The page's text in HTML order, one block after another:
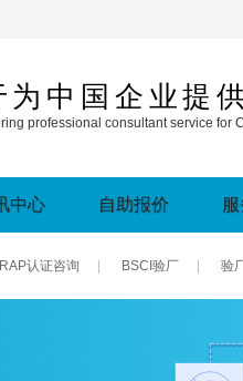
为中国企业提
professional consultant service for
中心 自助报价
认证咨询 BSCI验厂 验